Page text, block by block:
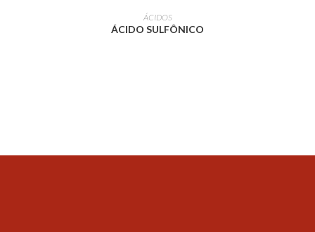
LEIA MAIS
ÁCIDOS
ÁCIDO SULFÔNICO